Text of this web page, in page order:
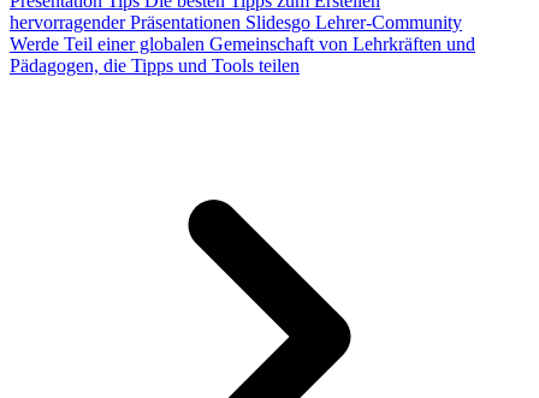
hervorragender Präsentationen Slidesgo Lehrer-Community
Werde Teil einer globalen Gemeinschaft von Lehrkräften und
Pädagogen, die Tipps und Tools teilen